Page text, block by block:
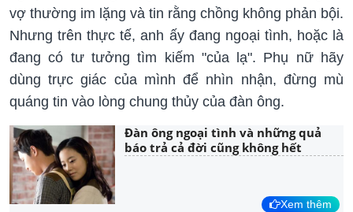
vợ thường im lặng và tin rằng chồng không phản bội.
Nhưng trên thực tế, anh ấy đang ngoại tình, hoặc là
đang có tư tưởng tìm kiếm "của lạ". Phụ nữ hãy
dùng trực giác của mình để nhìn nhận, đừng mù
quáng tin vào lòng chung thủy của đàn ông.
Đàn ông ngoại tình và những quả
báo trả cả đời cũng không hết
Xem thêm